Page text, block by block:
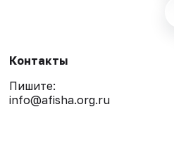
Контакты
Пишите:
info@afisha.org.ru